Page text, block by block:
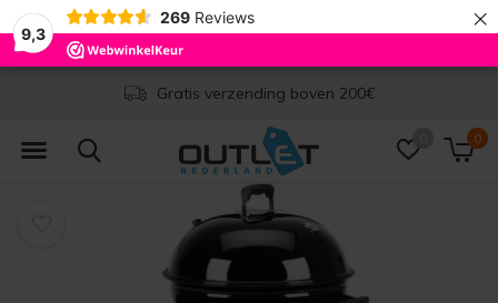
9,3
269 Reviews ×
0
Gratis verzending boven 200€